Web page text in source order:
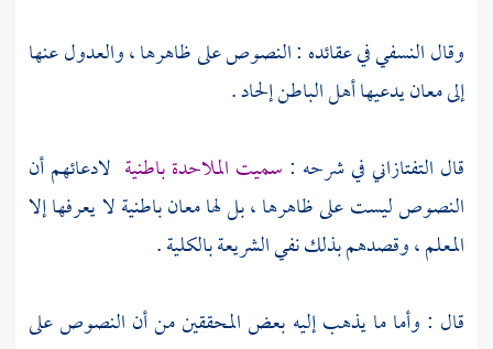
وقالالنسفيفي عقائده : النصوص على ظاهرها ، والعدول عنها
إلى معان يدعيها أهل الباطن إلحاد .
قال التفتازانيفي شرحه : سميت الملاحدة باطنية لادعائهم أن
النصوص ليست على ظاهرها ، بل لها معان باطنية لا يعرفها إلا
المعلم ، وقصدهم بذلك نفي الشريعة بالكلية .
قال : وأما ما يذهب إليه بعض المحققين من أن النصوص على